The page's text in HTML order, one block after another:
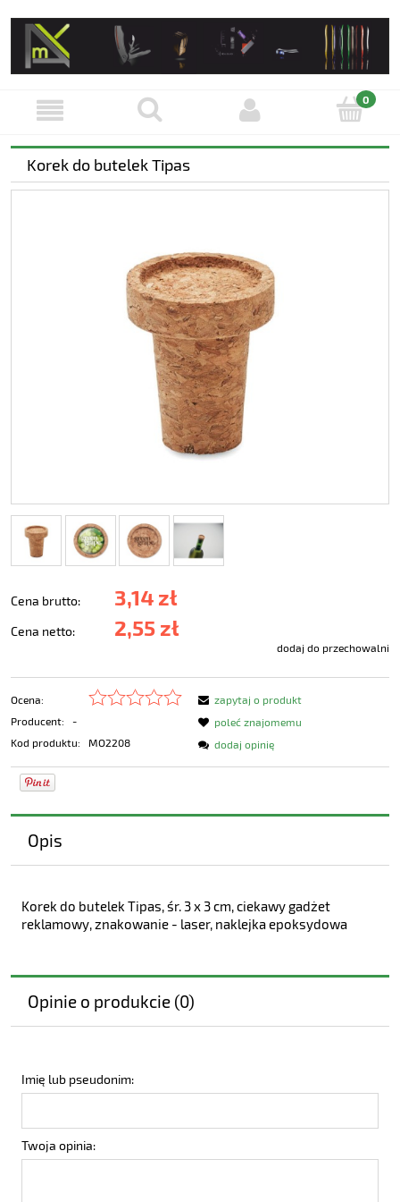
Korek do butelek Tipas
Cena brutto: 3,14 zł
Cena netto: 2,55 zł
dodaj do przechowalni
Ocena:
Producent:
-
Kod produktu:
MO2208
zapytaj o produkt
poleć znajomemu
dodaj opinię
Opis
Korek do butelek Tipas, śr. 3 x 3 cm, ciekawy gadżet
reklamowy, znakowanie - laser, naklejka epoksydowa
Opinie o produkcie (0)
Imię lub pseudonim:
Twoja opinia: